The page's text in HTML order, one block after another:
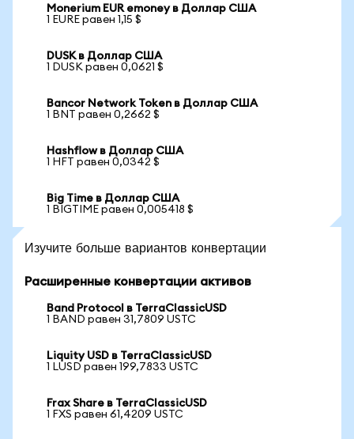
Monerium EUR emoney в Доллар США
1 EURE равен 1,15 $
DUSK в Доллар США
1 DUSK равен 0,0621 $
Bancor Network Token в Доллар США
1 BNT равен 0,2662 $
Hashflow в Доллар США
1 HFT равен 0,0342 $
Big Time в Доллар США
1 BIGTIME равен 0,005418 $
Изучите больше вариантов конвертации
Расширенные конвертации активов
Band Protocol в TerraClassicUSD
1 BAND равен 31,7809 USTC
Liquity USD в TerraClassicUSD
1 LUSD равен 199,7833 USTC
Frax Share в TerraClassicUSD
1 FXS равен 61,4209 USTC